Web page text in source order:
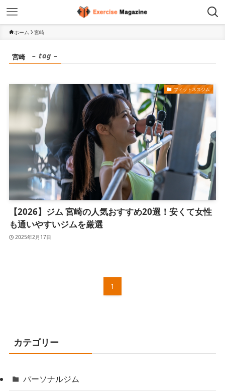
ホーム 宮崎
宮崎 – tag –
フィットネスジム
【2026】ジム 宮崎の人気おすすめ20選！安くて女性
も通いやすいジムを厳選
2025年2月17日
1
カテゴリー
パーソナルジム